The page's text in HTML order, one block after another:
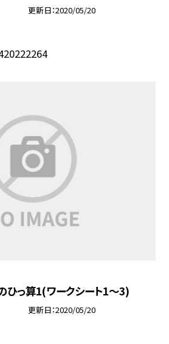
更新日 2020/05/20
っ算1(ワークシート1〜3)
更新日 2020/05/20